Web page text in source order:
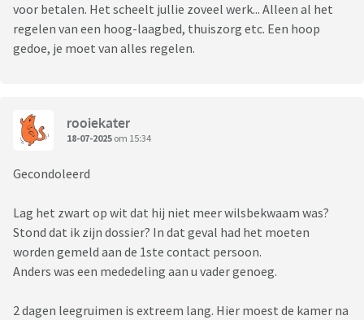
voor betalen. Het scheelt jullie zoveel werk... Alleen al het
regelen van een hoog-laagbed, thuiszorg etc. Een hoop
gedoe, je moet van alles regelen.
rooiekater
18-07-2025 om 15:34
Gecondoleerd
Lag het zwart op wit dat hij niet meer wilsbekwaam was?
Stond dat ik zijn dossier? In dat geval had het moeten
worden gemeld aan de 1ste contact persoon.
Anders was een mededeling aan u vader genoeg.
2 dagen leegruimen is extreem lang. Hier moest de kamer na